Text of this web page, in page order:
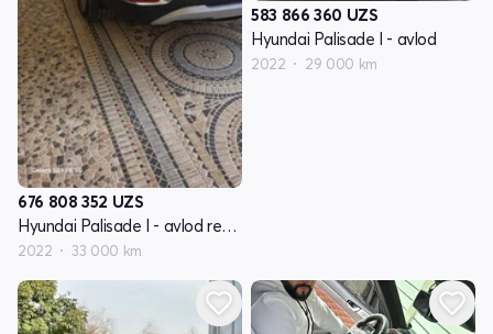
676 808 352 UZS
Hyundai Palisade I - avlod restayling
2022 33 000 km
583 866 360 UZS
Hyundai Palisade I - avlod
2022 29 000 km